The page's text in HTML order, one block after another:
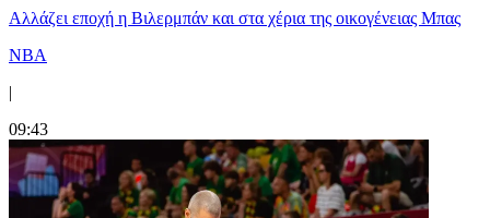
Aλλάζει εποχή η Βιλερμπάν και στα χέρια της οικογένειας Μπας
NBA
|
09:43